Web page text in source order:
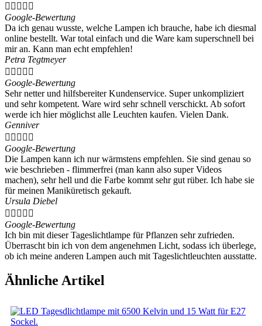
    
Google-Bewertung
Da ich genau wusste, welche Lampen ich brauche, habe ich diesmal
online bestellt. War total einfach und die Ware kam superschnell bei
mir an. Kann man echt empfehlen!
Petra Tegtmeyer
    
Google-Bewertung
Sehr netter und hilfsbereiter Kundenservice. Super unkompliziert
und sehr kompetent. Ware wird sehr schnell verschickt. Ab sofort
werde ich hier möglichst alle Leuchten kaufen. Vielen Dank.
Genniver
    
Google-Bewertung
Die Lampen kann ich nur wärmstens empfehlen. Sie sind genau so
wie beschrieben - flimmerfrei (man kann also super Videos
machen), sehr hell und die Farbe kommt sehr gut rüber. Ich habe sie
für meinen Maniküretisch gekauft.
Ursula Diebel
    
Google-Bewertung
Ich bin mit dieser Tageslichtlampe für Pflanzen sehr zufrieden.
Überrascht bin ich von dem angenehmen Licht, sodass ich überlege,
ob ich meine anderen Lampen auch mit Tageslichtleuchten ausstatte.
Ähnliche Artikel